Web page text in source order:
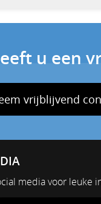
u een
vrijblijvend
media voor leuke